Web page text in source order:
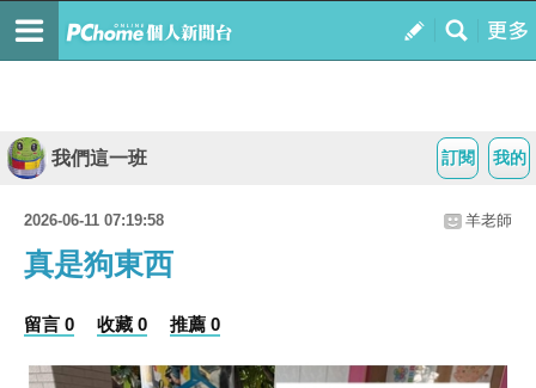
我的
訂閱
我們這一班
2026-06-11 07:19:58 羊老師
真是狗東西
留言 0 收藏 0 推薦 0